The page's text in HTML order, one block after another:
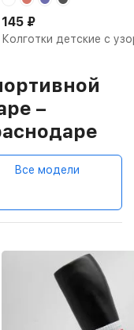
Колготки детские с
145 ₽
–
Все модели